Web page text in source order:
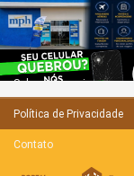
Sobre Anunciar
Política de Privacidade
Contato